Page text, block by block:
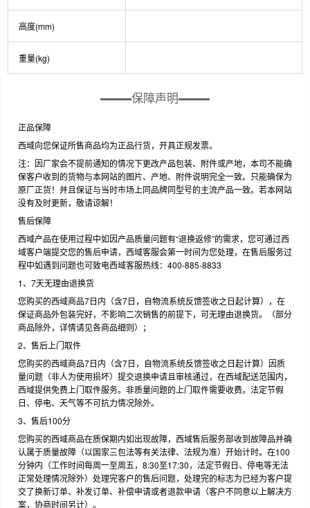
高度(mm)
重量(kg)
保障声明
正品保障
西域向您保证所售商品均为正品行货，开具正规发票。
注：因厂家会不提前通知的情况下更改产品包装、附件或产地，本司不能确
保客户收到的货物与本网站的图片、产地、附件说明完全一致。只能确保为
原厂正货！并且保证与当时市场上同品牌同型号的主流产品一致。若本网站
没有及时更新，敬请谅解！
售后保障
西域产品在使用过程中如因产品质量问题有“退换返修”的需求，您可通过西
域客户端提交您的售后申请，西域客服会第一时间为您处理，在售后服务过
程中如遇到问题也可致电西域客服热线：400-885-8833
1、7天无理由退换货
您购买的西域商品7日内（含7日，自物流系统反馈签收之日起计算），在
保证商品外包装完好，不影响二次销售的前提下，可无理由退换货。（部分
商品除外，详情请见各商品细则）；
2、售后上门取件
您购买的西域商品7日内（含7日，自物流系统反馈签收之日起计算）因质
量问题（非人为使用损坏）提交退换申请且审核通过，在西域配送范围内，
西域提供免费上门取件服务。非质量问题的上门取件需要收费。法定节假
日、停电、天气等不可抗力情况除外。
3、售后100分
您购买的西域商品在质保期内如出现故障，西域售后服务部收到故障品并确
认属于质量故障（以国家三包法等有关法律、法规为准）开始计时。在100
分钟内（工作时间每周一至周五，8:30至17:30，法定节假日、停电等无法
正常处理情况除外）处理完客户的售后问题，处理完的标志为已经为客户提
交了换新订单、补发订单、补偿申请或者退款申请（客户不同意以上解决方
案，协商时间另计）。